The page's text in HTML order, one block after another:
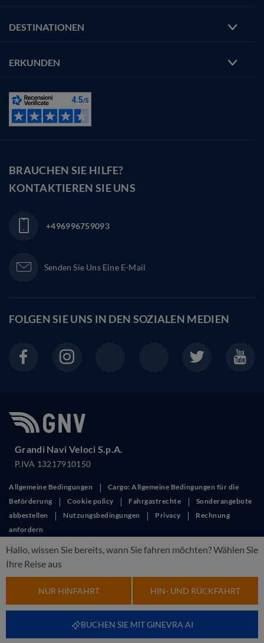
Hallo, wissen Sie bereits, wann Sie fahren möchten? Wählen Sie
Ihre Reise aus
NUR HINFAHRT HIN- UND RÜCKFAHRT
BUCHEN SIE MIT GINEVRA AI
DESTINATIONEN
ERKUNDEN
BRAUCHEN SIE HILFE?
KONTAKTIEREN SIE UNS
+496996759093
Senden Sie Uns Eine E-Mail
FOLGEN SIE UNS IN DEN SOZIALEN MEDIEN
Grandi Navi Veloci S.p.A.
P.IVA 13217910150
Allgemeine Bedingungen
Cargo: Allgemeine Bedingungen für die
Beförderung
Cookie policy Fahrgastrechte
Sonderangebote
abbestellen
Nutzungsbedingungen Privacy
Rechnung
anfordern
This site is protected by reCAPTCHA and the GooglePrivacy Policyand
Terms of Service